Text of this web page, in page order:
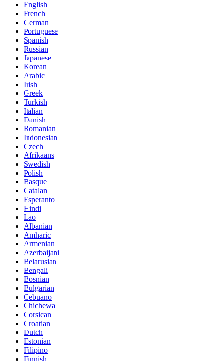
English
French
German
Portuguese
Spanish
Russian
Japanese
Korean
Arabic
Irish
Greek
Turkish
Italian
Danish
Romanian
Indonesian
Czech
Afrikaans
Swedish
Polish
Basque
Catalan
Esperanto
Hindi
Lao
Albanian
Amharic
Armenian
Azerbaijani
Belarusian
Bengali
Bosnian
Bulgarian
Cebuano
Chichewa
Corsican
Croatian
Dutch
Estonian
Filipino
Finnish